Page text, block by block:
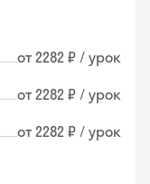
от 2282 ₽ / урок
от 2282 ₽ / урок
от 2282 ₽ / урок